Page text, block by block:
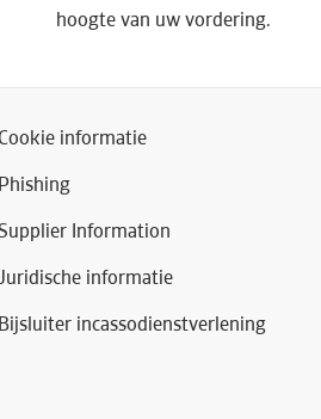
hoogte van uw vordering.
informatie
Phishing
Information
informatie
Bijsluiter incassodienstverlening